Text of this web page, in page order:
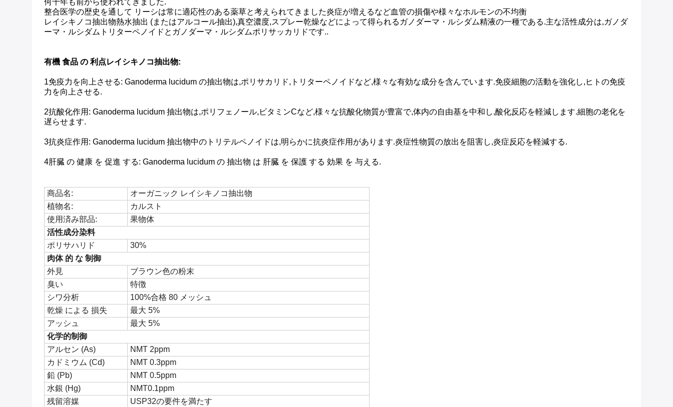
何千年も前から使われてきました.
整合医学の歴史を通して リーシは常に適応性のある薬草と考えられてきました炎症が増えるなど血管の損傷や様々なホルモンの不均衡
レイシキノコ抽出物熱水抽出 (またはアルコール抽出),真空濃度,スプレー乾燥などによって得られるガノダーマ・ルシダム精液の一種である.主な活性成分は,ガノダ
ーマ・ルシダムトリターペノイドとガノダーマ・ルシダムポリサッカリドです..
有機 食品 の 利点レイシキノコ抽出物:
1免疫力を向上させる: Ganoderma lucidum の抽出物は,ポリサカリド,トリターペノイドなど,様々な有効な成分を含んでいます.免疫細胞の活動を強化し,ヒトの免疫
力を向上させる.
2抗酸化作用: Ganoderma lucidum 抽出物は,ポリフェノール,ビタミンCなど,様々な抗酸化物質が豊富で,体内の自由基を中和し,酸化反応を軽減します.細胞の老化を
遅らせます.
3抗炎症作用: Ganoderma lucidum 抽出物中のトリテルペノイドは,明らかに抗炎症作用があります.炎症性物質の放出を阻害し,炎症反応を軽減する.
4肝臓 の 健康 を 促進 する: Ganoderma lucidum の 抽出物 は 肝臓 を 保護 する 効果 を 与える.
商品名:
オーガニック レイシキノコ抽出物
植物名:
カルスト
使用済み部品:
果物体
活性成分染料
ポリサハリド
30%
肉体 的 な 制御
外見
ブラウン色の粉末
臭い
特徴
シワ分析
100%合格 80 メッシュ
乾燥 による 損失
最大 5%
アッシュ
最大 5%
化学的制御
アルセン (As)
NMT 2ppm
カドミウム (Cd)
NMT 0.3ppm
鉛 (Pb)
NMT 0.5ppm
水銀 (Hg)
NMT0.1ppm
残留溶媒
USP32の要件を満たす